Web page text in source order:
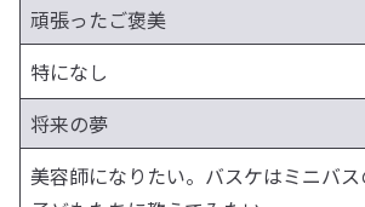
頑張ったご褒美
特になし
将来の夢
美容師になりたい。バスケはミニバ